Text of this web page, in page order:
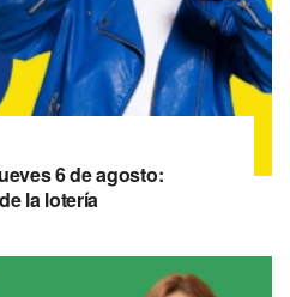
6 de agosto:
la lotería